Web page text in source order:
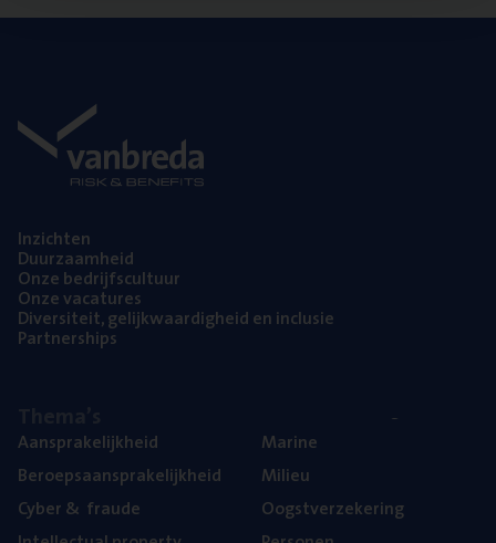
Inzich­ten
Duur­zaam­heid
Onze bedrijfs­cul­tuur
Onze vaca­tu­res
Diver­si­teit, gelijk­waar­dig­heid en inclusie
Part­ner­ships
Aan­spra­ke­lijk­heid
Beroeps­aan­spra­ke­lijk­heid
Cyber& fraude
Mari­ne
Mili­eu
Oogst­ver­ze­ke­ring